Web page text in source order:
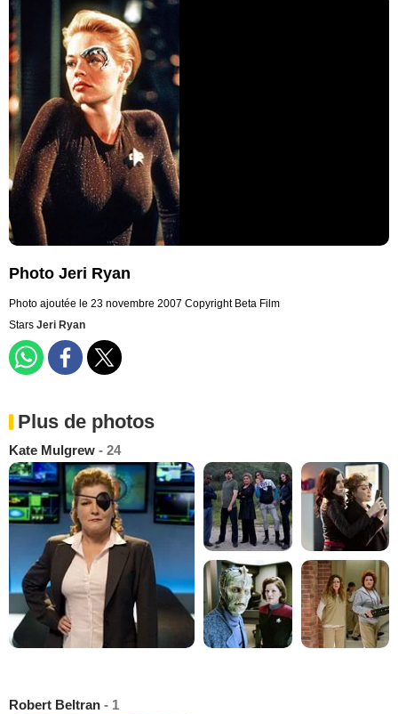
Photo Jeri Ryan
Photo ajoutée le 23 novembre 2007 Copyright Beta Film
Stars Jeri Ryan
Plus de photos
Kate Mulgrew - 24
Robert Beltran - 1